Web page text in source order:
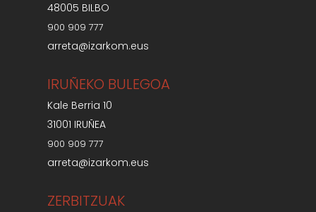
48005 BILBO
900 909 777
arreta@izarkom.eus
IRUÑEKO BULEGOA
Kale Berria 10
31001 IRUÑEA
900 909 777
arreta@izarkom.eus
ZERBITZUAK